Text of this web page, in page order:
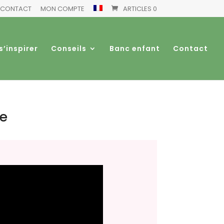
CONTACT MON COMPTE ARTICLES 0
Conseils Banc enfant Contact